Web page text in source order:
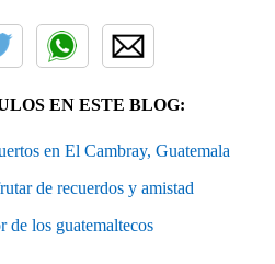
EN ESTE BLOG:
en El Cambray, Guatemala
de recuerdos y amistad
de los guatemaltecos